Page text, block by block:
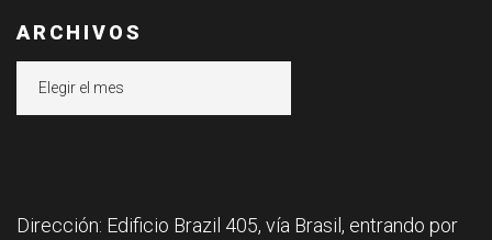
ARCHIVOS
Dirección: Edificio Brazil 405, vía Brasil, entrando por